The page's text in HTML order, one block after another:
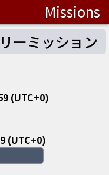
Missions
ーミッション
(UTC+0)
(UTC+0)